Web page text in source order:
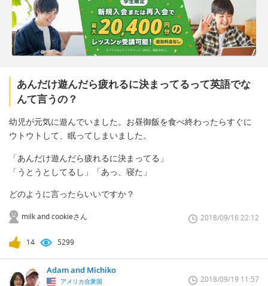
あんだけ遊んだら疲れるに決まってるって英語でな
んて言うの？
幼児が元気に遊んでいました。お昼御飯を食べ終わったらすぐに
ウトウトして、眠ってしまいました。
「あんだけ遊んだら疲れるに決まってる」
「うとうとしてるし」「あっ、寝た」
どのように言ったらいいですか？
milk and cookieさん 2018/09/16 22:12
14 5299
Adam and Michiko
アメリカ合衆国 2018/09/19 11:57